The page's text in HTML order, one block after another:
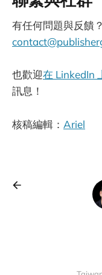
有任何問題與反饋
也歡迎在 LinkedIn
訊息！
核稿編輯： Ariel